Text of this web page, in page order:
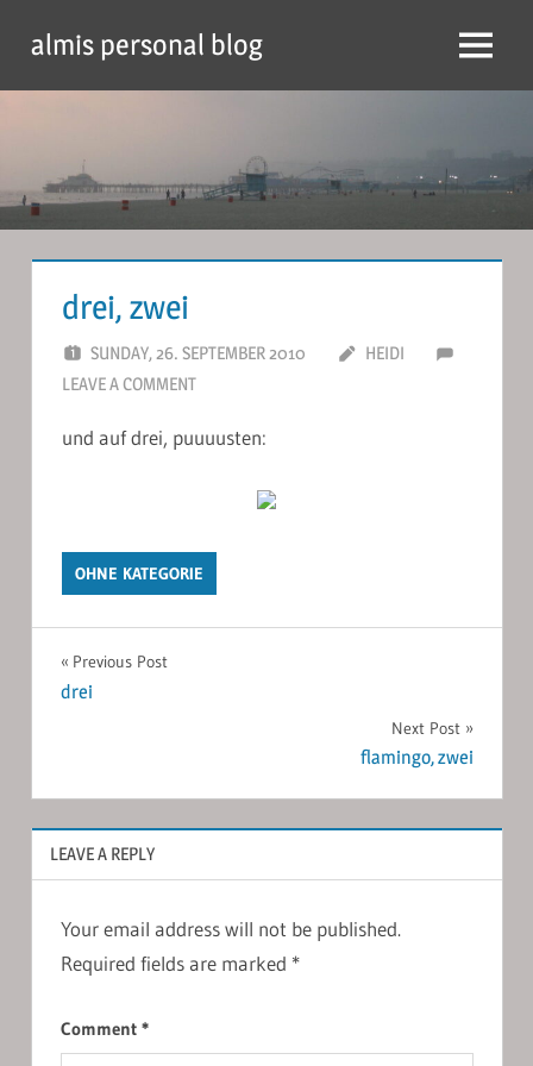
content
almis personal blog Menu
drei, zwei
SUNDAY, 26. SEPTEMBER 2010
HEIDI
LEAVE A COMMENT
und auf drei, puuuusten:
OHNE KATEGORIE
Post
Previous Post
drei
Next Post
flamingo, zwei
LEAVE A REPLY
Your email address will not be published.
Required fields are marked *
Comment *